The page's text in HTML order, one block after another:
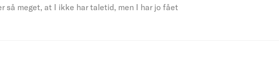
så meget, at I ikke har taletid, men I har jo fået